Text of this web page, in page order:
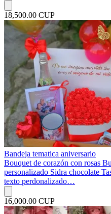
18,500.00 CUP
Bandeja tematica aniversario
Bouquet de corazón con rosas
personalizado Sidra chocolate
texto perdonalizado…
16,000.00 CUP